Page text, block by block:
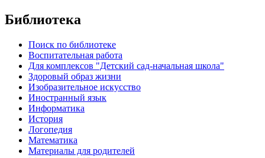
Библиотека
Поиск по библиотеке
Воспитательная работа
Для комплексов "Детский сад-начальная школа"
Здоровый образ жизни
Изобразительное искусство
Иностранный язык
Информатика
История
Логопедия
Математика
Материалы для родителей